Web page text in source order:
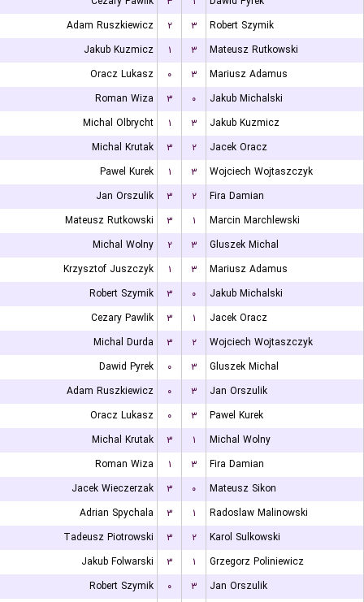
Adam Ruszkiewicz
۲ ۳
Robert Szymik
Jakub Kuzmicz
۱ ۳
Mateusz Rutkowski
Oracz Lukasz
۰ ۳
Mariusz Adamus
Roman Wiza
۳ ۰
Jakub Michalski
Michal Olbrycht
۱ ۳
Jakub Kuzmicz
Michal Krutak
۳ ۲
Jacek Oracz
Pawel Kurek
۱ ۳
Wojciech Wojtaszczyk
Jan Orszulik
۳ ۲
Fira Damian
Mateusz Rutkowski
۳ ۱
Marcin Marchlewski
Michal Wolny
۲ ۳
Gluszek Michal
Krzysztof Juszczyk
۱ ۳
Mariusz Adamus
Robert Szymik
۳ ۰
Jakub Michalski
Cezary Pawlik
۳ ۱
Jacek Oracz
Michal Durda
۳ ۲
Wojciech Wojtaszczyk
Dawid Pyrek
۰ ۳
Gluszek Michal
Adam Ruszkiewicz
۰ ۳
Jan Orszulik
Oracz Lukasz
۰ ۳
Pawel Kurek
Michal Krutak
۳ ۱
Michal Wolny
Roman Wiza
۱ ۳
Fira Damian
Jacek Wieczerzak
۳ ۰
Mateusz Sikon
Adrian Spychala
۳ ۱
Radoslaw Malinowski
Tadeusz Piotrowski
۳ ۲
Karol Sulkowski
Jakub Folwarski
۳ ۱
Grzegorz Poliniewicz
Robert Szymik
۰ ۳
Jan Orszulik